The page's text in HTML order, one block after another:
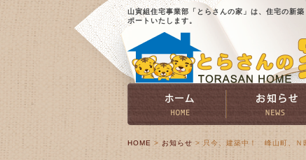
山寅組住宅事業部「とらさんの家」は、住宅の新
ポートいたします。
HOME > お知らせ > 只今、建築中！ 峰山町、Ｎ